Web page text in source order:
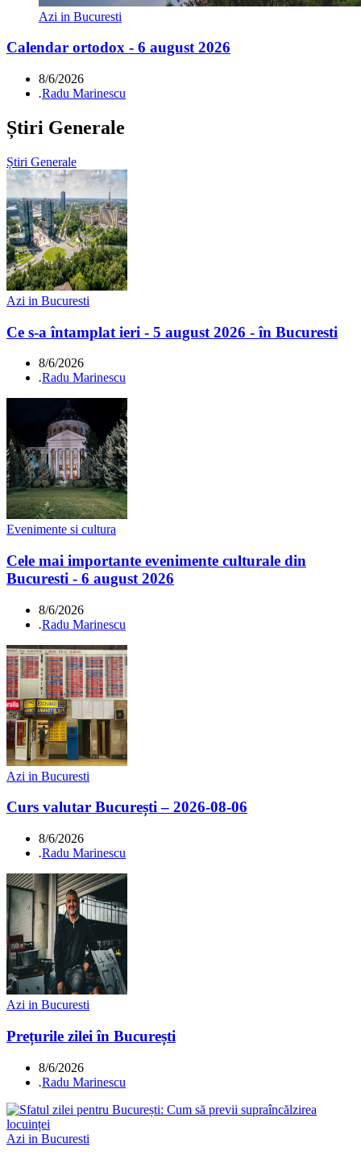
Azi in Bucuresti
Calendar ortodox - 6 august 2026
8/6/2026
.Radu Marinescu
Știri Generale
Știri Generale
Azi in Bucuresti
Ce s-a întamplat ieri - 5 august 2026 - în Bucuresti
8/6/2026
.Radu Marinescu
Evenimente si cultura
Cele mai importante evenimente culturale din
Bucuresti - 6 august 2026
8/6/2026
.Radu Marinescu
Azi in Bucuresti
Curs valutar București – 2026-08-06
8/6/2026
.Radu Marinescu
Azi in Bucuresti
Prețurile zilei în București
8/6/2026
.Radu Marinescu
Azi in Bucuresti